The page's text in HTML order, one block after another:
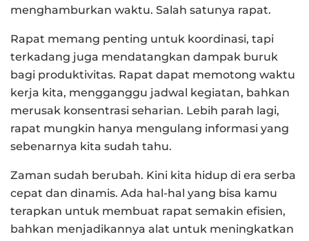
menghamburkan waktu. Salah satunya rapat.
Rapat memang penting untuk koordinasi, tapi
terkadang juga mendatangkan dampak buruk
bagi produktivitas. Rapat dapat memotong waktu
kerja kita, mengganggu jadwal kegiatan, bahkan
merusak konsentrasi seharian. Lebih parah lagi,
rapat mungkin hanya mengulang informasi yang
sebenarnya kita sudah tahu.
Zaman sudah berubah. Kini kita hidup di era serba
cepat dan dinamis. Ada hal-hal yang bisa kamu
terapkan untuk membuat rapat semakin efisien,
bahkan menjadikannya alat untuk meningkatkan